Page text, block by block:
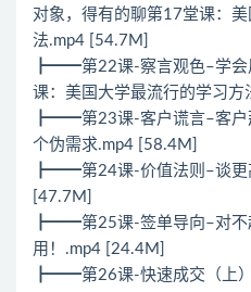
对象，得有的聊第17堂课：
法.mp4 [54.7M]
┣━━第22课-察言观色–学会
课：美国大学最流行的学习方
┣━━第23课-客户谎言–客户
个伪需求.mp4 [58.4M]
┣━━第24课-价值法则–谈更
[47.7M]
┣━━第25课-签单导向–对不
用！.mp4 [24.4M]
┣━━第26课-快速成交（上